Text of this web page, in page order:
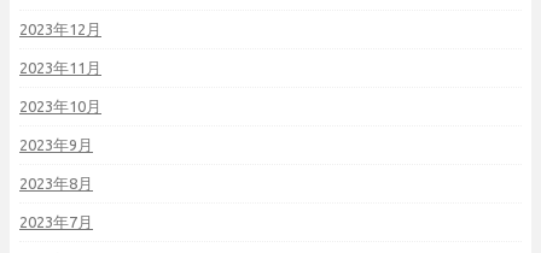
2023年12月
2023年11月
2023年10月
2023年9月
2023年8月
2023年7月